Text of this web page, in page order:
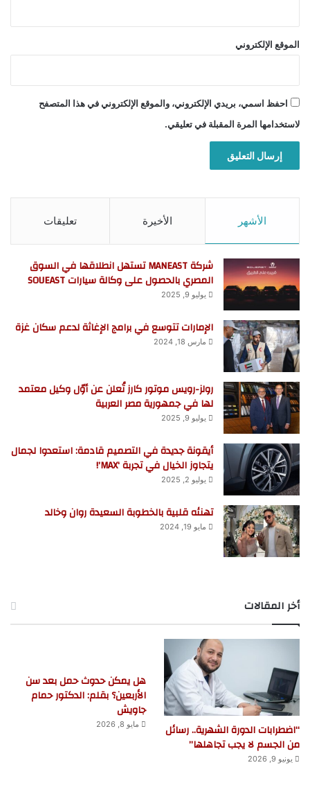
الموقع الإلكتروني
احفظ اسمي، بريدي الإلكتروني، والموقع الإلكتروني في هذا المتصفح
لاستخدامها المرة المقبلة في تعليقي.
الأشهر الأخيرة تعليقات
شركة MANEAST تستهل انطلاقها في السوق
المصري بالحصول على وكالة سيارات SOUEAST
يوليو 9, 2025
الإمارات تتوسع في برامج الإغاثة لدعم سكان غزة
مارس 18, 2024
رولز-رويس موتور كارز تُعلن عن أوّل وكيل معتمد
لها في جمهورية مصر العربية
يوليو 9, 2025
أيقونة جديدة في التصميم قادمة: استعدوا لجمال
يتجاوز الخيال في تجربة ‘MAX’!
يوليو 2, 2025
تهنئه قلبية بالخطوبة السعيدة روان وخالد
مايو 19, 2024
أخر المقالات
“اضطرابات الدورة الشهرية.. رسائل
من الجسم لا يجب تجاهلها”
يونيو 9, 2026
هل يمكن حدوث حمل بعد سن
الأربعين؟ بقلم: الدكتور حمام
جاويش
مايو 8, 2026